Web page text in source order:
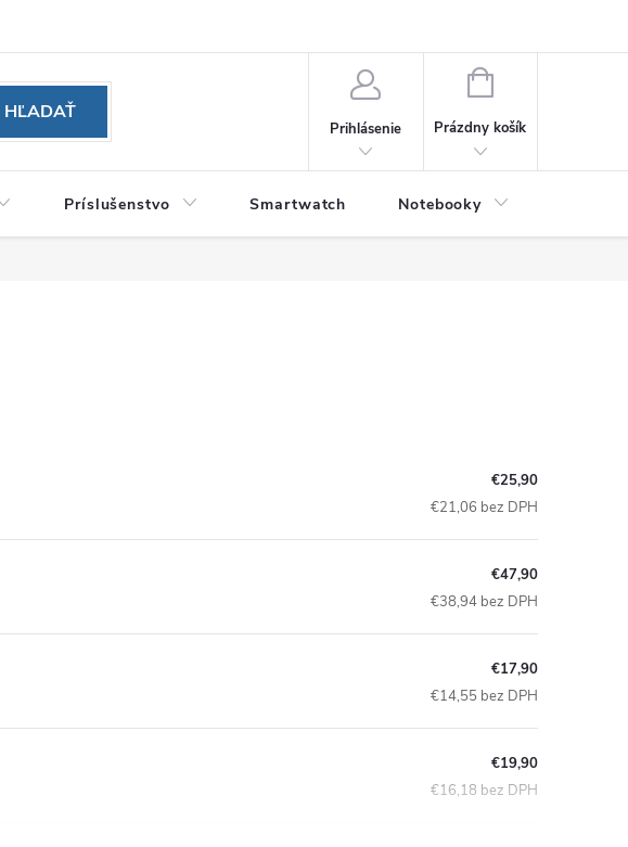
HĽADAŤ
Prihlásenie
NÁKUPNÝ
Prázdny košík
Príslušenstvo Smartwatch Notebooky
€25,90
€21,06 bez DPH
€47,90
€38,94 bez DPH
€17,90
€14,55 bez DPH
€19,90
€16,18 bez DPH